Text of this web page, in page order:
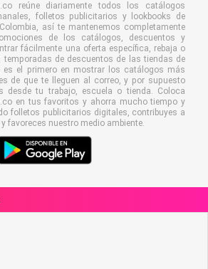
reúne diariamente todos los catálogos
folletos publicitarios y lookbooks de
así te mantenemos completamente
de los catálogos, descuentos y
fácilmente una oferta específica, rebaja o
temporadas de descuentos de las tiendas de
el primero en mostrar los catálogos más
de que te lleguen al correo, y por supuesto
desde tu trabajo, escuela o tienda. Coloca
en tus favoritos y ahorra mucho tiempo y
folletos publicitarios digitales, contribuyes a
favoreces nuestro medio ambiente.